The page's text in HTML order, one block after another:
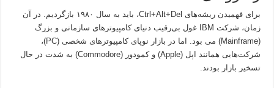
برای فهمیدن ریشه‌های Ctrl+Alt+Del، باید به سال ۱۹۸۰ بازگردیم. در آن
زمان، شرکت IBM غول بی‌رقیب دنیای کامپیوترهای سازمانی و بزرگ
(Mainframe) می بود. اما در بازار نوپای کامپیوترهای شخصی (PC)،
شرکت‌هایی همانند اپل (Apple) و کمودور (Commodore) به شدت در حال
تسخیر بازار بودند.